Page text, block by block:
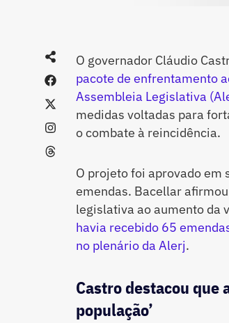
O governador Cláudio
pacote de enfrentamento
Assembleia Legislativa
medidas voltadas para
o combate à reincidência.
O projeto foi aprovado em
emendas. Bacellar
legislativa ao aumento da
havia recebido 65
no plenário da Alerj.
Castro destacou que
população’